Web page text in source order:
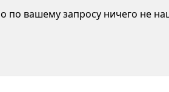
по вашему запросу ничего не